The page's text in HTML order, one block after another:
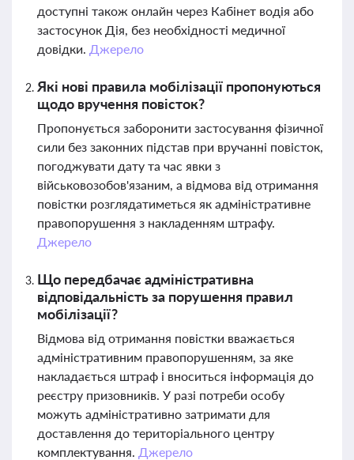
доступні також онлайн через Кабінет водія або
застосунок Дія, без необхідності медичної
довідки. Джерело
Які нові правила мобілізації пропонуються
щодо вручення повісток?
Пропонується заборонити застосування фізичної
сили без законних підстав при вручанні повісток,
погоджувати дату та час явки з
військовозобов'язаним, а відмова від отримання
повістки розглядатиметься як адміністративне
правопорушення з накладенням штрафу.
Джерело
Що передбачає адміністративна
відповідальність за порушення правил
мобілізації?
Відмова від отримання повістки вважається
адміністративним правопорушенням, за яке
накладається штраф і вноситься інформація до
реєстру призовників. У разі потреби особу
можуть адміністративно затримати для
доставлення до територіального центру
комплектування. Джерело